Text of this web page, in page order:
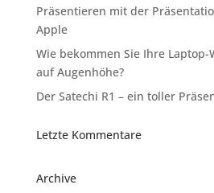
Präsentieren mit der
Apple
Wie bekommen Sie Ihre Laptop-
auf Augenhöhe?
Der Satechi R1 – ein toller
Letzte Kommentare
Archive